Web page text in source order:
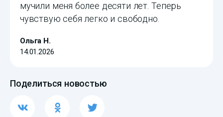
мучили меня более десяти лет. Теперь
чувствую себя легко и свободно.
Ольга Н.
14.01.2026
Поделиться новостью